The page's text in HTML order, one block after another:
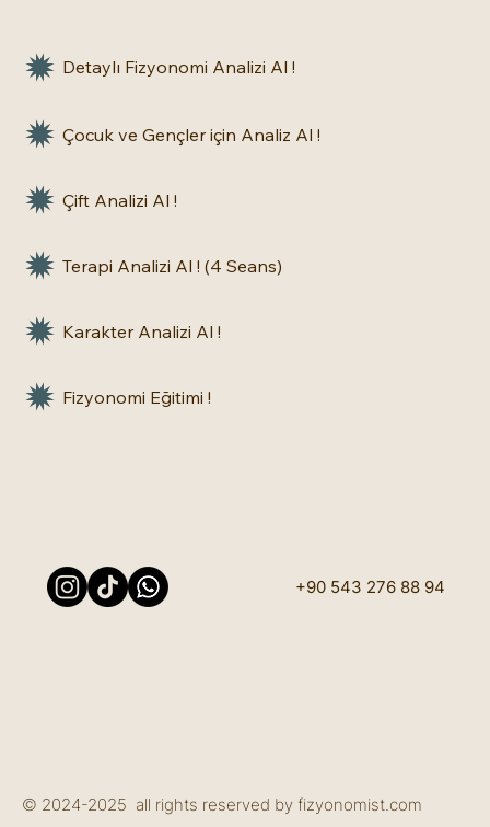
© 2024-2025 all rights reserved by fizyonomist.com
Detaylı Fizyonomi Analizi Al !
Karakter Analizi Al !
Çocuk ve Gençler için Analiz Al !
Terapi Analizi Al ! (4 Seans)
Çift Analizi Al !
Fizyonomi Eğitimi !
+90 543 276 88 94